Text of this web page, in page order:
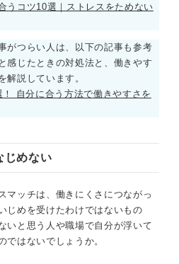
うコツ10選｜ストレスをためない
がつらい人は、以下の記事も参考
感じたときの対処法と、働きやす
解説しています。
！ 自分に合う方法で働きやすさを
じめない
マッチは、働きにくさにつながっ
じめを受けたわけではないもの
いと思う人や職場で自分が浮いて
ではないでしょうか。